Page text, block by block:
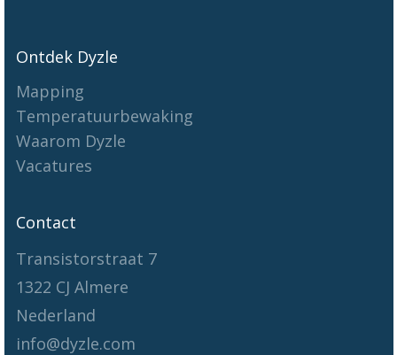
Ontdek Dyzle
Mapping
Temperatuurbewaking
Waarom Dyzle
Vacatures
Contact
Transistorstraat 7
1322 CJ Almere
Nederland
info@dyzle.com